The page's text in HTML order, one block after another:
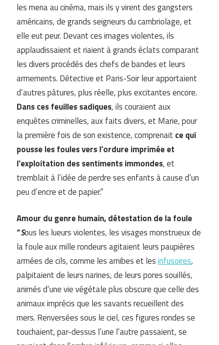
les mena au cinéma, mais ils y virent des gangsters
américains, de grands seigneurs du cambriolage, et
elle eut peur. Devant ces images violentes, ils
applaudissaient et riaient à grands éclats comparant
les divers procédés des chefs de bandes et leurs
armements. Détective et Paris-Soir leur apportaient
d’autres pâtures, plus réelle, plus excitantes encore.
Dans ces feuilles sadiques, ils couraient aux
enquêtes criminelles, aux faits divers, et Marie, pour
la première fois de son existence, comprenait ce qui
pousse les foules vers l’ordure imprimée et
l’exploitation des sentiments immondes, et
tremblait à l’idée de perdre ses enfants à cause d’un
peu d’encre et de papier.”
Amour du genre humain, détestation de la foule
“Sous les lueurs violentes, les visages monstrueux de
la foule aux mille rondeurs agitaient leurs paupières
armées de cils, comme les amibes et lesinfusoires,
palpitaient de leurs narines, de leurs pores souillés,
animés d’une vie végétale plus obscure que celle des
animaux imprécis que les savants recueillent des
mers. Renversées sous le ciel, ces figures rondes se
touchaient, par-dessus l’une l’autre passaient, se